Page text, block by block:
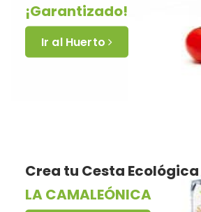
¡Garantizado!
Ir al Huerto
Crea tu Cesta Ecológica
LA CAMALEÓNICA